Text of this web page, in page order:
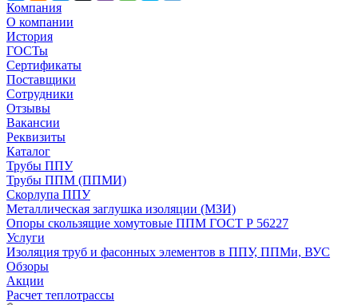
Компания
О компании
История
ГОСТы
Сертификаты
Поставщики
Сотрудники
Отзывы
Вакансии
Реквизиты
Каталог
Трубы ППУ
Трубы ППМ (ППМИ)
Скорлупа ППУ
Металлическая заглушка изоляции (МЗИ)
Опоры скользящие хомутовые ППМ ГОСТ Р 56227
Услуги
Изоляция труб и фасонных элементов в ППУ, ППМи, ВУС
Обзоры
Акции
Расчет теплотрассы